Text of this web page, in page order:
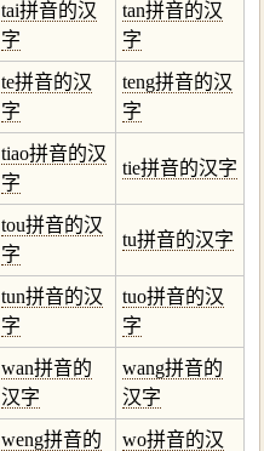
tai拼音的汉
字
tan拼音的汉
字
te拼音的汉
字
teng拼音的汉
字
tiao拼音的汉
字
tie拼音的汉字
tou拼音的汉
字
tu拼音的汉字
tun拼音的汉
字
tuo拼音的汉
字
wan拼音的
汉字
wang拼音的
汉字
weng拼音的
wo拼音的汉